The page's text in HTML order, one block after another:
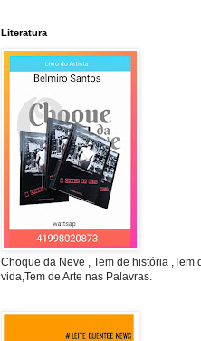
Literatura
Choque da Neve , Tem de história ,Tem
vida,Tem de Arte nas Palavras.